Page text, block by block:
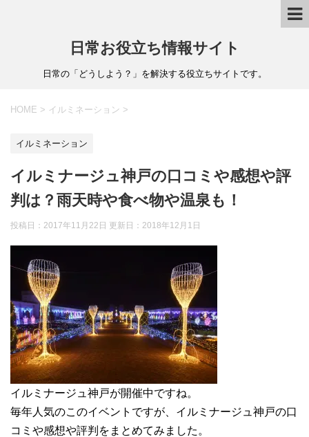
日常お役立ち情報サイト
日常の「どうしよう？」を解決する役立ちサイトです。
HOME > イルミネーション >
イルミネーション
イルミナージュ神戸の口コミや感想や評
判は？雨天時や食べ物や温泉も！
投稿日：2017年11月22日 更新日： 2018年12月1日
イルミナージュ神戸が開催中ですね。
毎年人気のこのイベントですが、イルミナージュ神戸の口
コミや感想や評判をまとめてみました。